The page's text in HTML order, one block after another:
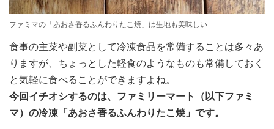
ファミマの「あおさ香るふんわりたこ焼」は生地も美味しい
食事の主菜や副菜として冷凍食品を常備することは多々あ
りますが、ちょっとした軽食のようなものも常備しておく
と気軽に食べることができますよね。
今回イチオシするのは、ファミリーマート（以下ファミ
マ）の冷凍「あおさ香るふんわりたこ焼」です。